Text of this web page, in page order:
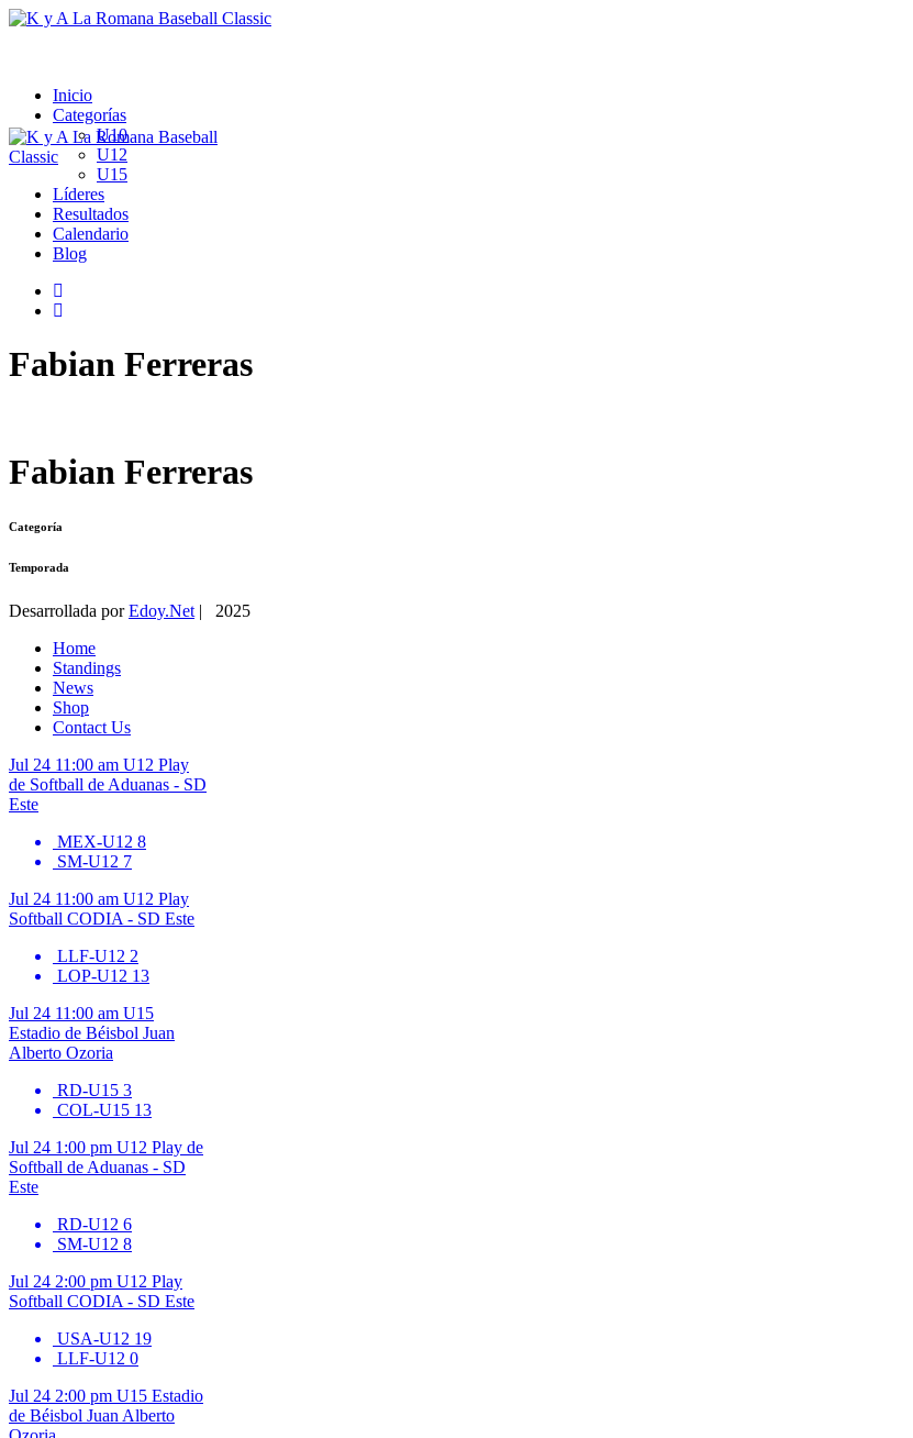
Inicio
Categorías
U10
U12
U15
Líderes
Resultados
Calendario
Blog
Fabian Ferreras
Fabian Ferreras
Categoría
Temporada
Desarrollada porEdoy.Net | 2025
Home
Standings
News
Shop
Contact Us
Jul 24 11:00 am U12 Play
de Softball de Aduanas - SD
Este
MEX-U12 8
SM-U12 7
Jul 24 11:00 am U12 Play
Softball CODIA - SD Este
LLF-U12 2
LOP-U12 13
Jul 24 11:00 am U15
Estadio de Béisbol Juan
Alberto Ozoria
RD-U15 3
COL-U15 13
Jul 24 1:00 pm U12 Play de
Softball de Aduanas - SD
Este
RD-U12 6
SM-U12 8
Jul 24 2:00 pm U12 Play
Softball CODIA - SD Este
USA-U12 19
LLF-U12 0
Jul 24 2:00 pm U15 Estadio
de Béisbol Juan Alberto